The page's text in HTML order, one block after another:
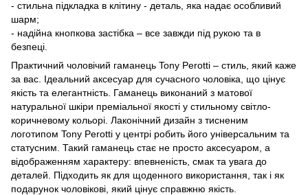
- стильна підкладка в клітину - деталь, яка надає особливий
шарм;
- надійна кнопкова застібка – все завжди під рукою та в
безпеці.
Практичний чоловічий гаманець Tony Perotti – стиль, який каже
за вас. Ідеальний аксесуар для сучасного чоловіка, що цінує
якість та елегантність. Гаманець виконаний з матової
натуральної шкіри преміальної якості у стильному світло-
коричневому кольорі. Лаконічний дизайн з тисненим
логотипом Tony Perotti у центрі робить його універсальним та
статусним. Такий гаманець стає не просто аксесуаром, а
відображенням характеру: впевненість, смак та увага до
деталей. Підходить як для щоденного використання, так і як
подарунок чоловікові, який цінує справжню якість.